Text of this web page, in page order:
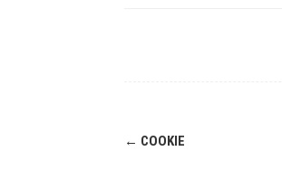
Navigation
← COOKIE